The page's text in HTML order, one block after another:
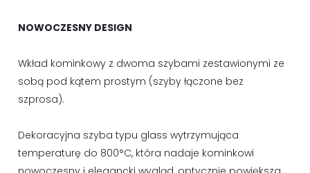
NOWOCZESNY DESIGN
Wkład kominkowy z dwoma szybami zestawionymi ze
sobą pod kątem prostym (szyby łączone bez
szprosa).
Dekoracyjna szyba typu glass wytrzymująca
temperaturę do 800°C, która nadaje kominkowi